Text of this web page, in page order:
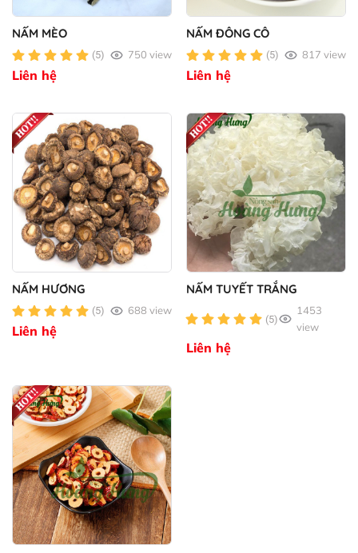
NẤM MÈO
(5) 750 view
Liên hệ
NẤM ĐÔNG CÔ
(5) 817 view
Liên hệ
NẤM HƯƠNG
(5) 688 view
Liên hệ
NẤM TUYẾT TRẮNG
(5)
1453
view
Liên hệ